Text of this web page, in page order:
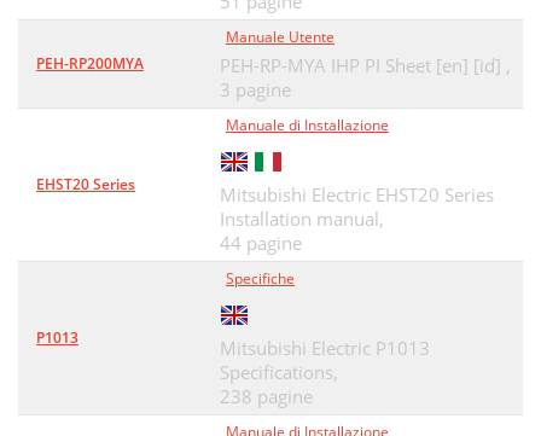
PEH-RP200MYA
Manuale Utente
PEH-RP-MYA IHP PI Sheet [en] [id] ,
3 pagine
EHST20 Series
Manuale di Installazione
Mitsubishi Electric EHST20 Series
Installation manual,
44 pagine
P1013
Specifiche
Mitsubishi Electric P1013
Specifications,
238 pagine
Manuale di Installazione